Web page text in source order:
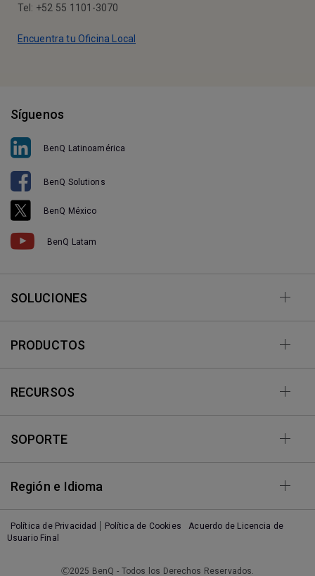
Tel: +52 55 1101-3070
Encuentra tu Oficina Local
Síguenos
BenQ Latinoamérica
BenQ Solutions
BenQ México
BenQ Latam
SOLUCIONES
PRODUCTOS
RECURSOS
SOPORTE
Región e Idioma
Política de Privacidad Política de Cookies
Acuerdo de Licencia de
Usuario Final
Ⓒ2025 BenQ - Todos los Derechos Reservados.